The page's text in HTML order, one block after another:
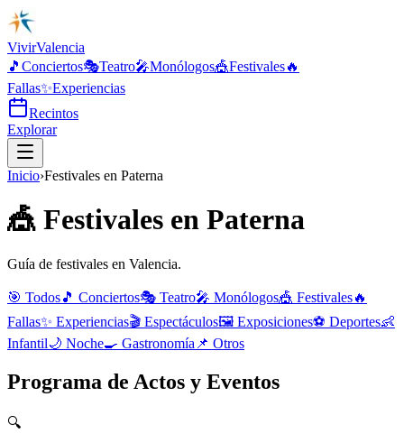
VivirValencia
🎵 Conciertos🎭Teatro🎤Monólogos🎪Festivales🔥
Fallas✨Experiencias
Recintos
Explorar
Inicio›Festivales en Paterna
🎪 Festivales en Paterna
Guía de festivales en Valencia.
🎯 Todos🎵 Conciertos🎭 Teatro🎤 Monólogos🎪 Festivales🔥
Fallas✨ Experiencias🎬 Espectáculos🖼️ Exposiciones⚽ Deportes👶
Infantil🌙 Noche🍳 Gastronomía 📌 Otros
Programa de Actos y Eventos
🔍